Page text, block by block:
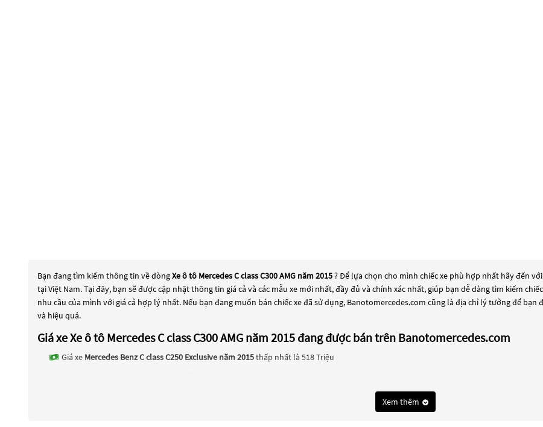
Bạn đang tìm kiếm thông tin về dòngXe ô tô Mercedes C class C300 AMG năm 2015? Để lựa chọn cho mình chiếc xe phù hợp nhất hãy đến
tại Việt Nam. Tại đây, bạn sẽ được cập nhật thông tin giá cả và các mẫu xe mới nhất, đầy đủ và chính xác nhất, giúp bạn dễ dàng tìm kiếm
nhu cầu của mình với giá cả hợp lý nhất. Nếu bạn đang muốn bán chiếc xe đã sử dụng, Banotomercedes.com cũng là địa chỉ lý tưởng để
và hiệu quả.
Giá xe Xe ô tô Mercedes C class C300 AMG năm 2015 đang được bán trên Banotomercedes.com
Giá xe Mercedes Benz C class C250 Exclusive năm 2015thấp nhất là 518 Triệu
Xem thêm